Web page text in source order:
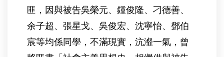
匪，因與被告吳榮元、鍾俊隆、刁德善、
余子超、張星戈、吳俊宏、沈寧怡、鄧伯
宸等均係同學，不滿現實，沆瀣一氣，曾